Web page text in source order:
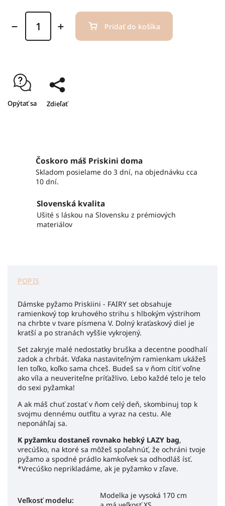
Pridať do košíka
Opýtať sa Zdieľať
Čoskoro máš Priskini doma
Skladom posielame do 3 dní, na objednávku cca
10 dní.
Slovenská kvalita
Ušité s láskou na Slovensku z prémiových
materiálov
POPIS
Dámske pyžamo Priskiini - FAIRY set obsahuje
ramienkový top kruhového strihu s hlbokým výstrihom
na chrbte v tvare písmena V. Dolný kraťaskový diel je
kratší a po stranách vyššie vykrojený.
Set zakryje malé nedostatky bruška a decentne poodhalí
zadok a chrbát. Vďaka nastaviteľným ramienkam ukážeš
len toľko, koľko sama chceš. Budeš sa v ňom cítiť voľne
ako víla a neuveriteľne príťažlivo. Lebo každé telo je telo
do sexi pyžamka!
A ak máš chuť zostať v ňom celý deň, skombinuj top k
svojmu dennému outfitu a vyraz na cestu. Ale
neponáhľaj sa.
K pyžamku dostaneš rovnako hebký LAZY bag,
vrecúško, na ktoré sa môžeš spoľahnúť, že ochráni tvoje
pyžamo a spodné prádlo kamkoľvek sa odhodláš ísť.
*Vrecúško neprikladáme, ak je pyžamko v zľave.
Veľkosť modelu:
Modelka je vysoká 170 cm